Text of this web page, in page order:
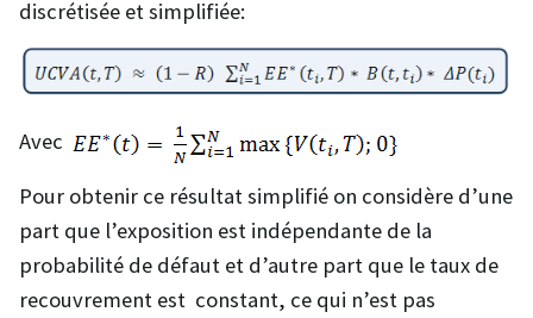
discrétisée et simplifiée:
Avec
Pour obtenir ce résultat simplifié on considère d’une
part que l’exposition est indépendante de la
probabilité de défaut et d’autre part que le taux de
recouvrement est constant, ce qui n’est pas